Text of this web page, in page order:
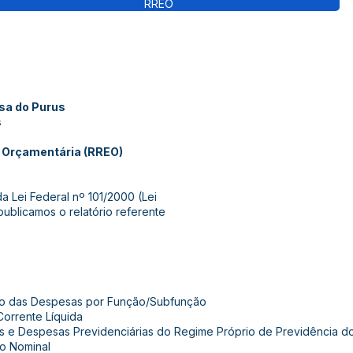
RREO
do Purus
(RREO)
Lei Federal nº 101/2000 (Lei
o relatório referente
das Despesas por Função/Subfunção
Líquida
e Despesas Previdenciárias do Regime Próprio de Previdência
Nominal